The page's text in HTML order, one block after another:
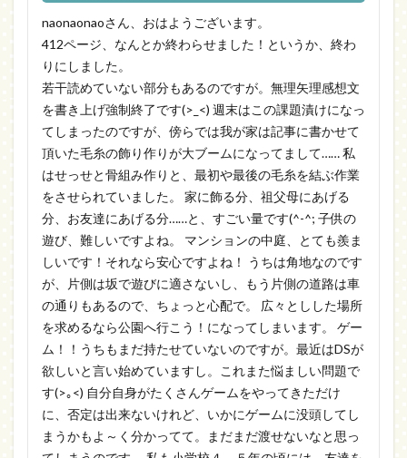
naonaonaoさん、おはようございます。
412ページ、なんとか終わらせました！というか、終わ
りにしました。
若干読めていない部分もあるのですが。無理矢理感想文
を書き上げ強制終了です(>_<) 週末はこの課題漬けになっ
てしまったのですが、傍らでは我が家は記事に書かせて
頂いた毛糸の飾り作りが大ブームになってまして…… 私
はせっせと骨組み作りと、最初や最後の毛糸を結ぶ作業
をさせられていました。 家に飾る分、祖父母にあげる
分、お友達にあげる分……と、すごい量です(^-^; 子供の
遊び、難しいですよね。 マンションの中庭、とても羨ま
しいです！それなら安心ですよね！ うちは角地なのです
が、片側は坂で遊びに適さないし、もう片側の道路は車
の通りもあるので、ちょっと心配で。 広々としした場所
を求めるなら公園へ行こう！になってしまいます。 ゲー
ム！！うちもまだ持たせていないのですが。最近はDSが
欲しいと言い始めていますし。これまた悩ましい問題で
す(>｡<) 自分自身がたくさんゲームをやってきただけ
に、否定は出来ないけれど、いかにゲームに没頭してし
まうかもよ～く分かってて。まだまだ渡せないなと思っ